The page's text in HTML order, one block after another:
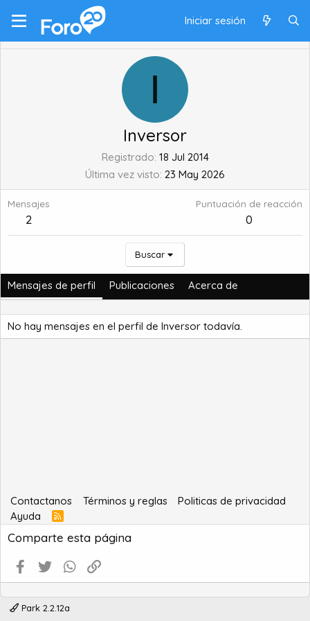
Iniciar sesión
I
Inversor
Registrado 18 Jul 2014
Última vez visto 23 May 2026
Mensajes
2
Puntuación de reacción
0
Buscar
Mensajes de perfil Publicaciones Acerca de
No hay mensajes en el perfil de Inversor todavía.
Contactanos Términos y reglas
Politicas de privacidad
Ayuda
R
S
S
Comparte esta página
Facebook
Twitter WhatsApp
Park 2.2.12a